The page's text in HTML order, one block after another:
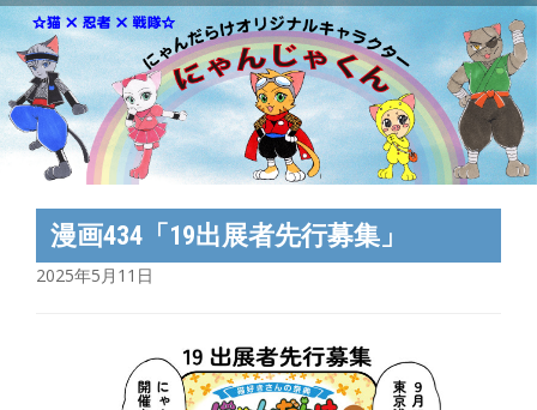
漫画434「19出展者先行募集」
2025年5月11日